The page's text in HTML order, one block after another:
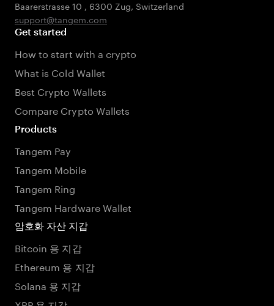
Baarerstrasse 10 , 6300 Zug, Switzerland
support@tangem.com
Get started
How to start with a crypto
What is Cold Wallet
Best Crypto Wallets
Compare Crypto Wallets
Products
Tangem Pay
Tangem Mobile
Tangem Ring
Tangem Hardware Wallet
암호화 자산 지갑
Bitcoin 용 지갑
Ethereum 용 지갑
Solana 용 지갑